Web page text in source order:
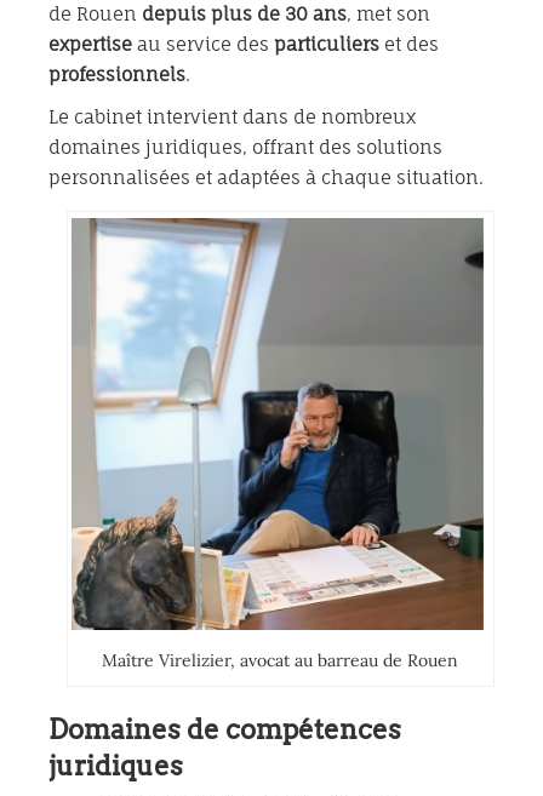
de Rouen depuis plus de 30 ans, met son
expertise au service des particuliers et des
professionnels.
Le cabinet intervient dans de nombreux
domaines juridiques, offrant des solutions
personnalisées et adaptées à chaque situation.
Maître Virelizier, avocat au barreau de Rouen
Domaines de compétences
juridiques